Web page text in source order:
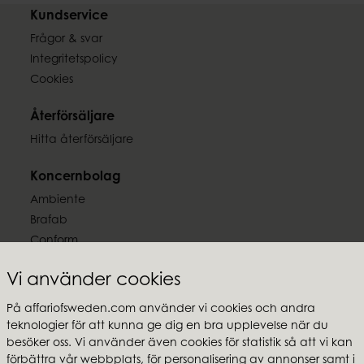
Vi använder cookies
På affariofsweden.com använder vi cookies och andra
teknologier för att kunna ge dig en bra upplevelse när du
besöker oss. Vi använder även cookies för statistik så att vi kan
förbättra vår webbplats, för personalisering av annonser samt i
Material
Teak
EAN-kod
Kundservice
Frågor & svar
Integritetspolicy
Cookies
Återförsäljare
Hitta återförsäljare
Koncernbolag
Ambiente
Brafab
Conform
MTI
Följ oss